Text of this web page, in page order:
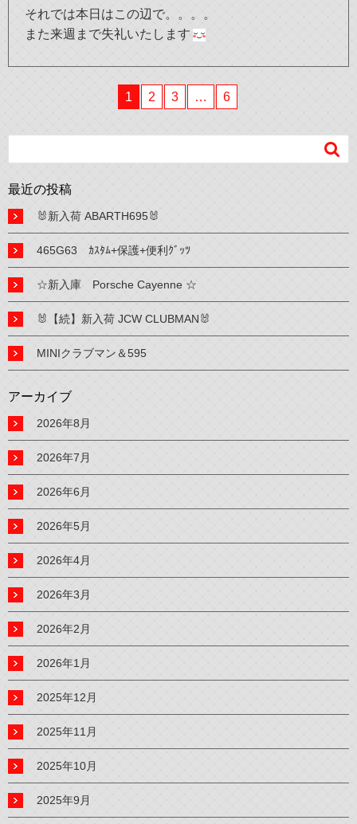
それでは本日はこの辺で。。。。
また来週まで失礼いたします
1 2 3 … 6

最近の投稿
🐰新入荷 ABARTH695🐰
465G63 ｶｽﾀﾑ+保護+便利ｸﾞｯﾂ
☆新入庫 Porsche Cayenne ☆
🐰【続】新入荷 JCW CLUBMAN🐰
MINIクラブマン＆595
アーカイブ
2026年8月
2026年7月
2026年6月
2026年5月
2026年4月
2026年3月
2026年2月
2026年1月
2025年12月
2025年11月
2025年10月
2025年9月